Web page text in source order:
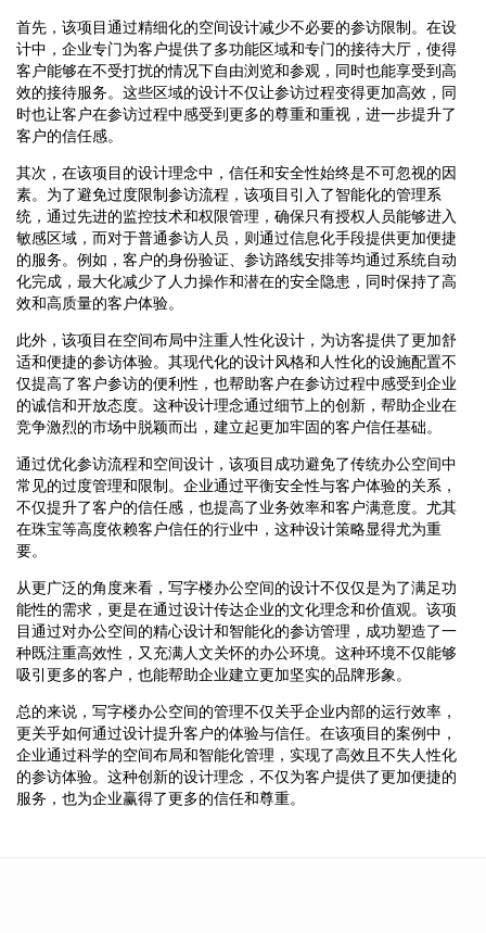
首先，该项目通过精细化的空间设计减少不必要的参访限制。在设
计中，企业专门为客户提供了多功能区域和专门的接待大厅，使得
客户能够在不受打扰的情况下自由浏览和参观，同时也能享受到高
效的接待服务。这些区域的设计不仅让参访过程变得更加高效，同
时也让客户在参访过程中感受到更多的尊重和重视，进一步提升了
客户的信任感。
其次，在该项目的设计理念中，信任和安全性始终是不可忽视的因
素。为了避免过度限制参访流程，该项目引入了智能化的管理系
统，通过先进的监控技术和权限管理，确保只有授权人员能够进入
敏感区域，而对于普通参访人员，则通过信息化手段提供更加便捷
的服务。例如，客户的身份验证、参访路线安排等均通过系统自动
化完成，最大化减少了人力操作和潜在的安全隐患，同时保持了高
效和高质量的客户体验。
此外，该项目在空间布局中注重人性化设计，为访客提供了更加舒
适和便捷的参访体验。其现代化的设计风格和人性化的设施配置不
仅提高了客户参访的便利性，也帮助客户在参访过程中感受到企业
的诚信和开放态度。这种设计理念通过细节上的创新，帮助企业在
竞争激烈的市场中脱颖而出，建立起更加牢固的客户信任基础。
通过优化参访流程和空间设计，该项目成功避免了传统办公空间中
常见的过度管理和限制。企业通过平衡安全性与客户体验的关系，
不仅提升了客户的信任感，也提高了业务效率和客户满意度。尤其
在珠宝等高度依赖客户信任的行业中，这种设计策略显得尤为重
要。
从更广泛的角度来看，写字楼办公空间的设计不仅仅是为了满足功
能性的需求，更是在通过设计传达企业的文化理念和价值观。该项
目通过对办公空间的精心设计和智能化的参访管理，成功塑造了一
种既注重高效性，又充满人文关怀的办公环境。这种环境不仅能够
吸引更多的客户，也能帮助企业建立更加坚实的品牌形象。
总的来说，写字楼办公空间的管理不仅关乎企业内部的运行效率，
更关乎如何通过设计提升客户的体验与信任。在该项目的案例中，
企业通过科学的空间布局和智能化管理，实现了高效且不失人性化
的参访体验。这种创新的设计理念，不仅为客户提供了更加便捷的
服务，也为企业赢得了更多的信任和尊重。